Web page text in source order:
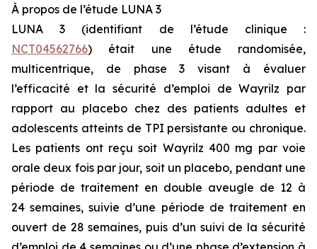
À propos de l’étude LUNA 3
LUNA 3 (identifiant de l’étude clinique :
NCT04562766) était une étude randomisée,
multicentrique, de phase 3 visant à évaluer
l’efficacité et la sécurité d’emploi de Wayrilz par
rapport au placebo chez des patients adultes et
adolescents atteints de TPI persistante ou chronique.
Les patients ont reçu soit Wayrilz 400 mg par voie
orale deux fois par jour, soit un placebo, pendant une
période de traitement en double aveugle de 12 à
24 semaines, suivie d’une période de traitement en
ouvert de 28 semaines, puis d’un suivi de la sécurité